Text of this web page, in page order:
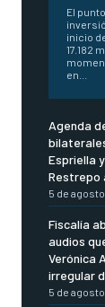
El
inicio
17.182
en...
Agenda
Espriella
Restrepo
5 de
Fiscalía
audios
Verónica
irregular
5 de